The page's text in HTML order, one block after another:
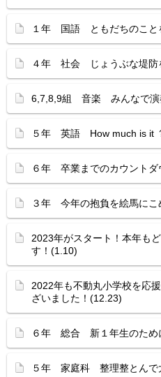
１年 国語 ともだちのこと
４年 社会 じょうぶな堤防
6,7,8,9組 音楽 みんなで演
５年 英語 How much is it
６年 卒業までのカウントダ
３年 今年の抱負を絵馬に
2023年がスタート！本年も
す！(1.10)
2022年も不動丸小学校を応
ざいました！(12.23)
６年 総合 新１年生のため
５年 家庭科 整理整とんで